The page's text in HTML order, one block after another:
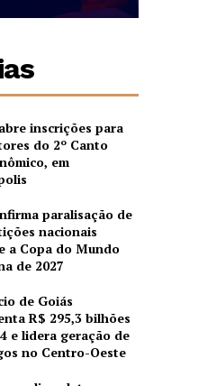
inscrições para
do 2º Canto
em
paralisação de
nacionais
a Copa do Mundo
de 2027
de Goiás
R$ 295,3 bilhões
e lidera geração de
no Centro-Oeste